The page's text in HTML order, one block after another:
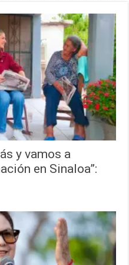
y vamos a
en Sinaloa”: